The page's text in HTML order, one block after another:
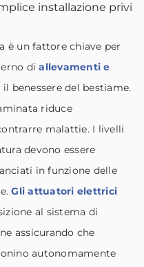
installazione privi
è un fattore chiave per
diallevamenti e
benessere del bestiame.
riduce
malattie. I livelli
devono essere
in funzione delle
Gli attuatori elettrici
al sistema di
assicurando che
autonomamente